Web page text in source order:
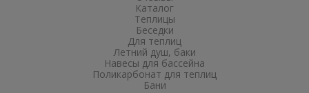
Каталог
Теплицы
Беседки
Для теплиц
Летний душ, баки
Навесы для бассейна
Поликарбонат для теплиц
Бани